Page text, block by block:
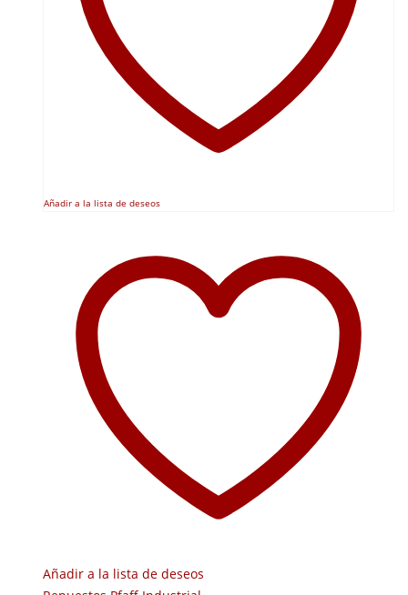
Añadir a la lista de deseos
Añadir a la lista de deseos